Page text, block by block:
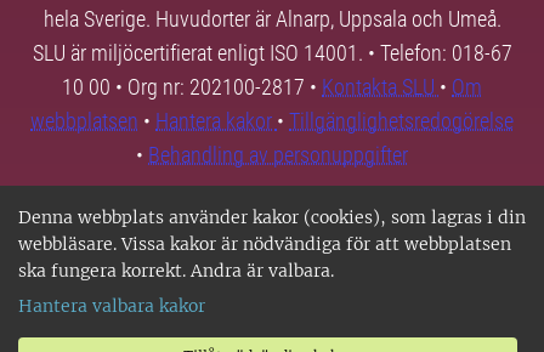
Denna webbplats använder kakor (cookies), som lagras i din
webbläsare. Vissa kakor är nödvändiga för att webbplatsen
ska fungera korrekt. Andra är valbara.
Hantera valbara kakor
hela Sverige. Huvudorter är Alnarp, Uppsala och Umeå.
SLU är miljöcertifierat enligt ISO 14001. • Telefon: 018-67
10 00 • Org nr: 202100-2817 • Kontakta SLU • Om
webbplatsen • Hantera kakor • Tillgänglighetsredogörelse
• Behandling av personuppgifter